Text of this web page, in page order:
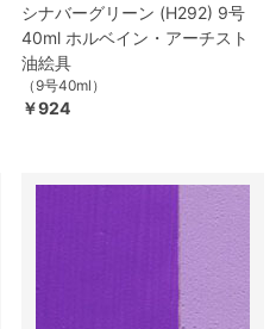
シナバーグリーン (H292) 9号
40ml ホルベイン・アーチスト
油絵具
（9号40ml）
￥924